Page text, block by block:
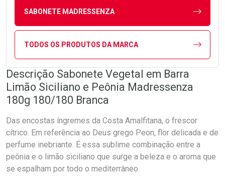
SABONETE MADRESSENZA
TODOS OS PRODUTOS DA MARCA
Descrição Sabonete Vegetal em Barra
Limão Siciliano e Peônia Madressenza
180g 180/180 Branca
Das encostas íngremes da Costa Amalfitana, o frescor
cítrico. Em referência ao Deus grego Peon, flor delicada e de
perfume inebriante. É essa sublime combinação entre a
peônia e o limão siciliano que surge a beleza e o aroma que
se espalham por todo o mediterrâneo.